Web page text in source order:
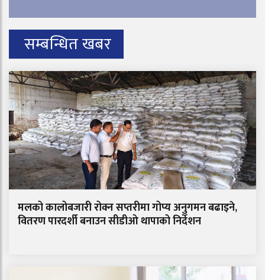
सम्बन्धित खबर
मलको कालोबजारी रोक्न सप्तरीमा गोप्य अनुगमन बढाइने,
वितरण पारदर्शी बनाउन सीडीओ थापाको निर्देशन